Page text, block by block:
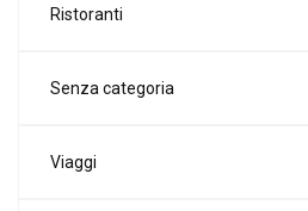
Ristoranti
Senza categoria
Viaggi